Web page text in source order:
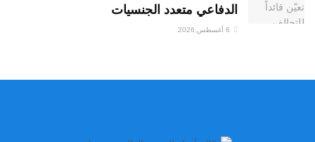
الدفاعي متعدد الجنسيات